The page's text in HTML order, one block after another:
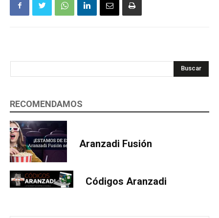
Buscar
RECOMENDAMOS
Aranzadi Fusión
Códigos Aranzadi